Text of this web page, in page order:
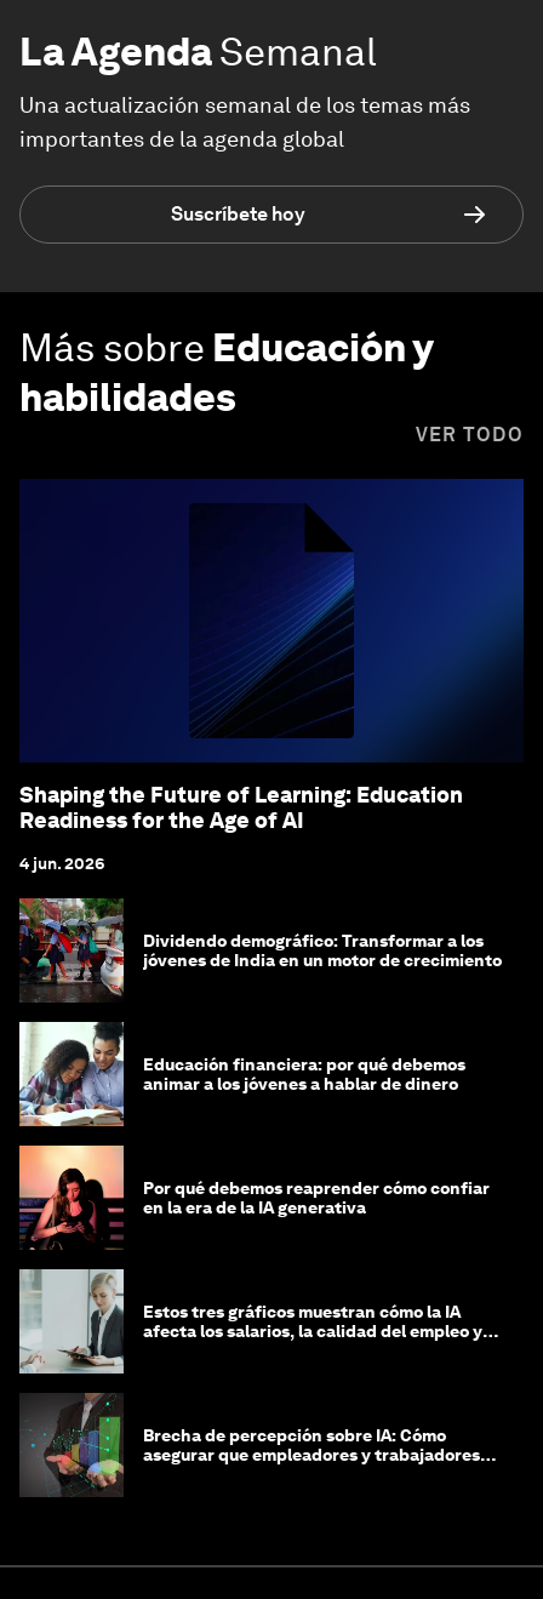
La AgendaSemanal
Una actualización semanal de los temas más
importantes de la agenda global
Suscríbete hoy
Más sobre Educación y
habilidades
VER TODO
Shaping the Future of Learning: Education
Readiness for the Age of AI
4 jun. 2026
Dividendo demográfico: Transformar a los
jóvenes de India en un motor de crecimiento
Educación financiera: por qué debemos
animar a los jóvenes a hablar de dinero
Por qué debemos reaprender cómo confiar
en la era de la IA generativa
Estos tres gráficos muestran cómo la IA
afecta los salarios, la calidad del empleo y
Brecha de percepción sobre IA: Cómo
asegurar que empleadores y trabajadores